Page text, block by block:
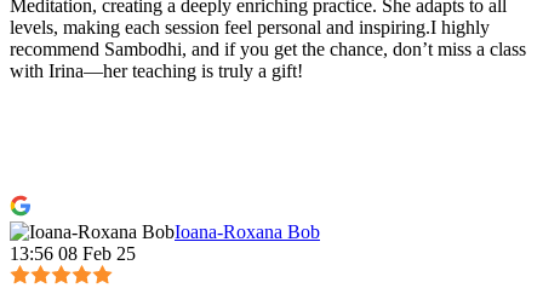
Meditation, creating a deeply enriching practice. She adapts to all
levels, making each session feel personal and inspiring.I highly
recommend Sambodhi, and if you get the chance, don’t miss a class
with Irina—her teaching is truly a gift!
Ioana-Roxana Bob
13:56 08 Feb 25